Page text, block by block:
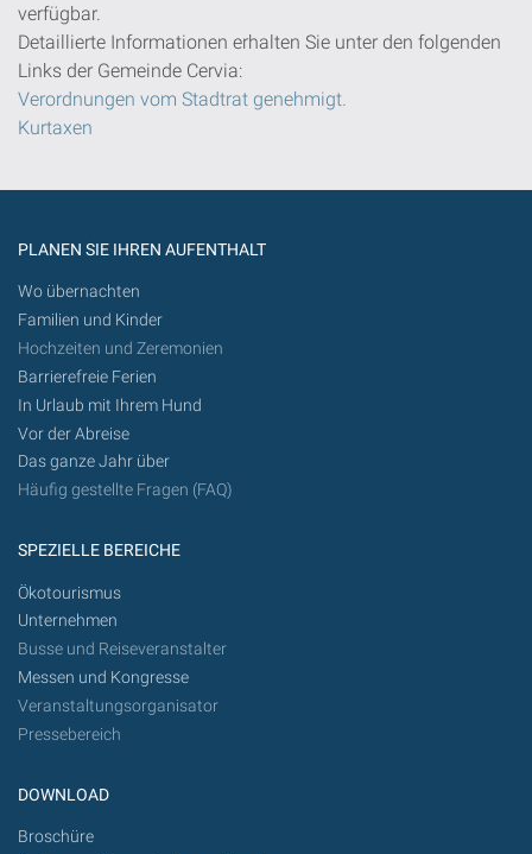
verfügbar.
Detaillierte Informationen erhalten Sie unter den folgenden
Links der Gemeinde Cervia:
Verordnungen vom Stadtrat genehmigt.
Kurtaxen
PLANEN SIE IHREN AUFENTHALT
Wo übernachten
Familien und Kinder
Hochzeiten und Zeremonien
Barrierefreie Ferien
In Urlaub mit Ihrem Hund
Vor der Abreise
Das ganze Jahr über
Häufig gestellte Fragen (FAQ)
SPEZIELLE BEREICHE
Ökotourismus
Unternehmen
Busse und Reiseveranstalter
Messen und Kongresse
Veranstaltungsorganisator
Pressebereich
DOWNLOAD
Broschüre